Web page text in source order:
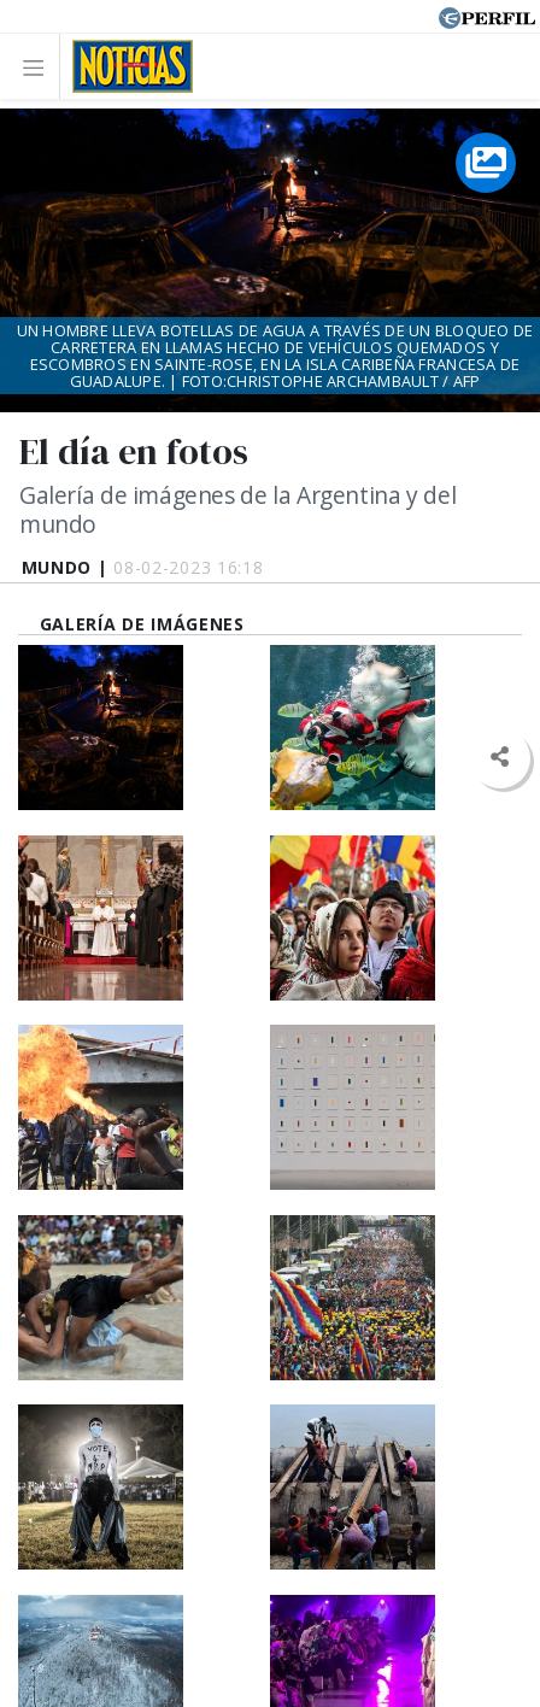
MUNDO | 08-02-2023 16:18
El día en fotos
Galería de imágenes de la Argentina y del
mundo
UN HOMBRE LLEVA BOTELLAS DE AGUA A TRAVÉS DE UN BLOQUEO DE
CARRETERA EN LLAMAS HECHO DE VEHÍCULOS QUEMADOS Y
ESCOMBROS EN SAINTE-ROSE, EN LA ISLA CARIBEÑA FRANCESA DE
GUADALUPE. | FOTO:CHRISTOPHE ARCHAMBAULT / AFP
GALERÍA DE IMÁGENES